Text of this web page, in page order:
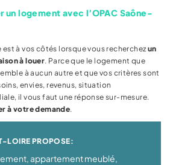
ESPACE PERSONNEL
un logement avec l’OPAC Saône-
est à vos côtés lorsque vous recherchezun
à louer. Parce que le logement que
à aucun autre et que vos critères sont
envies, revenus, situation
il vous faut une réponse sur-mesure.
à votre demande.
LOIRE PROPOSE:
appartement meublé,